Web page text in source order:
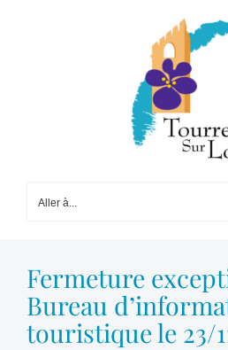
Aller à...
Fermeture
Bureau
touristique le 23/